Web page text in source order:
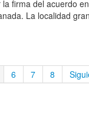
firma del acuerdo
La localidad
6 7 8